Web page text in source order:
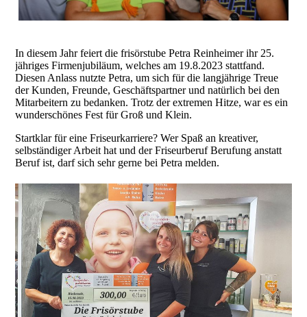
In diesem Jahr feiert die frisörstube Petra Reinheimer ihr 25.
jähriges Firmenjubiläum, welches am 19.8.2023 stattfand.
Diesen Anlass nutzte Petra, um sich für die langjährige Treue
der Kunden, Freunde, Geschäftspartner und natürlich bei den
Mitarbeitern zu bedanken. Trotz der extremen Hitze, war es ein
wunderschönes Fest für Groß und Klein.
Startklar für eine Friseurkarriere? Wer Spaß an kreativer,
selbständiger Arbeit hat und der Friseurberuf Berufung anstatt
Beruf ist, darf sich sehr gerne bei Petra melden.